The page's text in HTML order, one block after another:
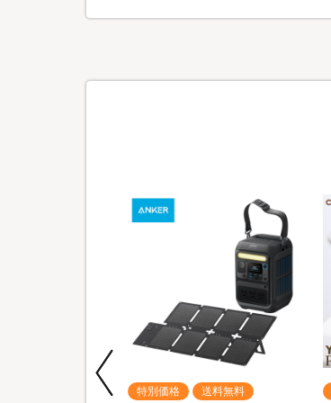
特別価格 送料無料